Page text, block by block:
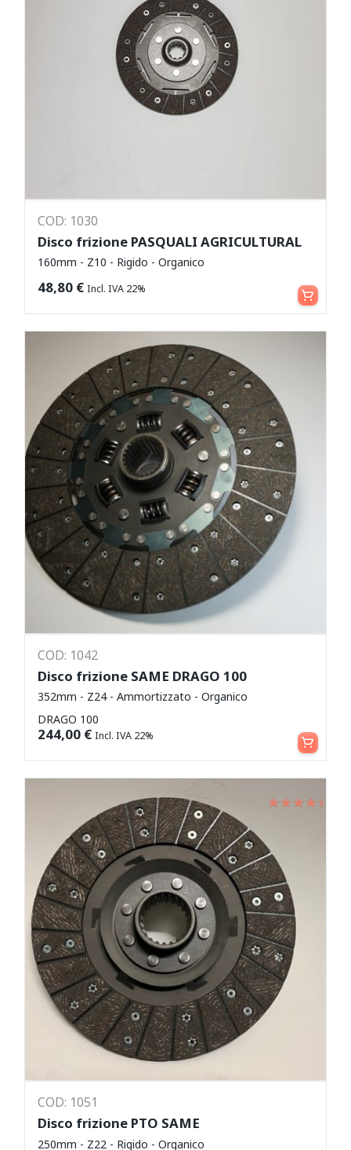
COD: 1030
Disco frizione PASQUALI AGRICULTURAL
160mm - Z10 - Rigido - Organico
48,80 € Incl. IVA 22% Aggiungi al carrello
COD: 1042
Disco frizione SAME DRAGO 100
352mm - Z24 - Ammortizzato - Organico
DRAGO 100
244,00 € Incl. IVA 22% Aggiungi al carrello
COD: 1051
Disco frizione PTO SAME
250mm - Z22 - Rigido - Organico